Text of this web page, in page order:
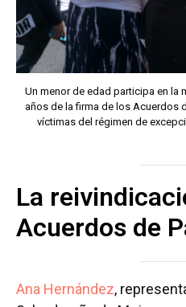
Un menor de edad participa en la
años de la firma de los Acuerdos
víctimas del régimen de
La
Acuerdos de
Ana Hernández,